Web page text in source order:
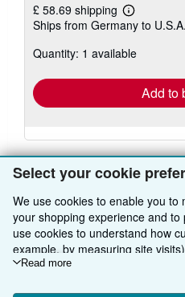
Select your cookie
We use cookies to enable you
your shopping experience and
use cookies to understand how
example, by measuring site
improvements. If you agree, we'll
Read more
£ 58.69 shipping
Learn
more
shipping
Ships from Germany to U.S.A.
Quantity: 1 available
Add to
There are1more
View all search
BACK